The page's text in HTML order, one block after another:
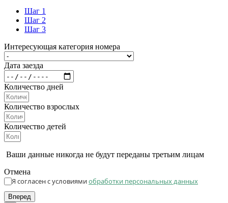
Шаг 1
Шаг 2
Шаг 3
Интересующая категория номера
Дата заезда
Количество дней
Количество взрослых
Количество детей
Ваши данные никогда не будут переданы третьим лицам
Отмена
Я согласен с условиямиобработки персональных данных
Вперед